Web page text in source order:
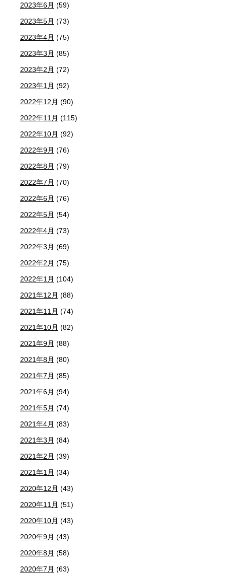
2023年6月 (59)
2023年5月 (73)
2023年4月 (75)
2023年3月 (85)
2023年2月 (72)
2023年1月 (92)
2022年12月 (90)
2022年11月 (115)
2022年10月 (92)
2022年9月 (76)
2022年8月 (79)
2022年7月 (70)
2022年6月 (76)
2022年5月 (54)
2022年4月 (73)
2022年3月 (69)
2022年2月 (75)
2022年1月 (104)
2021年12月 (88)
2021年11月 (74)
2021年10月 (82)
2021年9月 (88)
2021年8月 (80)
2021年7月 (85)
2021年6月 (94)
2021年5月 (74)
2021年4月 (83)
2021年3月 (84)
2021年2月 (39)
2021年1月 (34)
2020年12月 (43)
2020年11月 (51)
2020年10月 (43)
2020年9月 (43)
2020年8月 (58)
2020年7月 (63)